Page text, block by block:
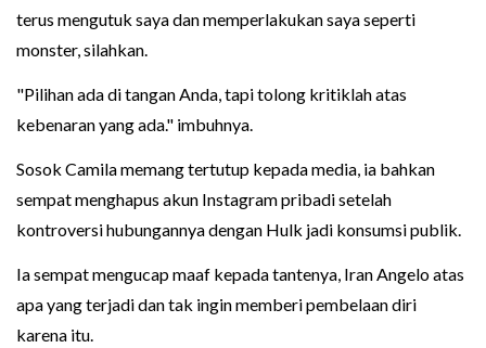
terus mengutuk saya dan memperlakukan saya seperti
monster, silahkan.
"Pilihan ada di tangan Anda, tapi tolong kritiklah atas
kebenaran yang ada." imbuhnya.
Sosok Camila memang tertutup kepada media, ia bahkan
sempat menghapus akun Instagram pribadi setelah
kontroversi hubungannya dengan Hulk jadi konsumsi publik.
Ia sempat mengucap maaf kepada tantenya, Iran Angelo atas
apa yang terjadi dan tak ingin memberi pembelaan diri
karena itu.